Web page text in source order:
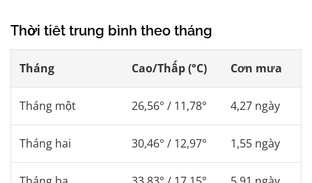
Thời tiết trung bình theo tháng
Tháng Cao/Thấp (°C) Cơn mưa
Tháng một 26,56° / 11,78° 4,27 ngày
Tháng hai 30,46° / 12,97° 1,55 ngày